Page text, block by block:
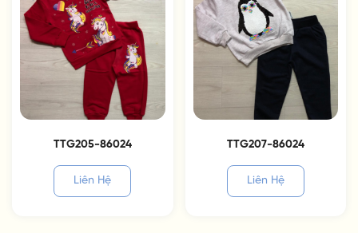
TTG205-86024
Liên Hệ
TTG207-86024
Liên Hệ